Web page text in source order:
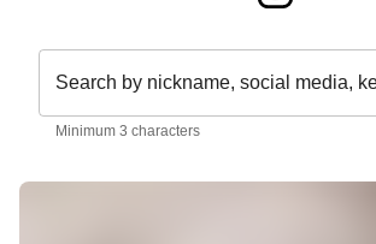
Search by nickname, social media,
Minimum 3 characters